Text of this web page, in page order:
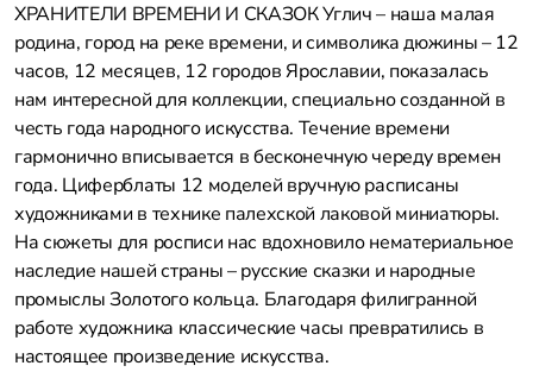
ХРАНИТЕЛИ ВРЕМЕНИ И СКАЗОК Углич – наша малая
родина, город на реке времени, и символика дюжины – 12
часов, 12 месяцев, 12 городов Ярославии, показалась
нам интересной для коллекции, специально созданной в
честь года народного искусства. Течение времени
гармонично вписывается в бесконечную череду времен
года. Циферблаты 12 моделей вручную расписаны
художниками в технике палехской лаковой миниатюры.
На сюжеты для росписи нас вдохновило нематериальное
наследие нашей страны – русские сказки и народные
промыслы Золотого кольца. Благодаря филигранной
работе художника классические часы превратились в
настоящее произведение искусства.